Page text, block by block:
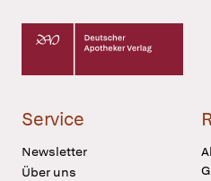
Deutscher Apotheker Verlag
Service
Newsletter
Über uns